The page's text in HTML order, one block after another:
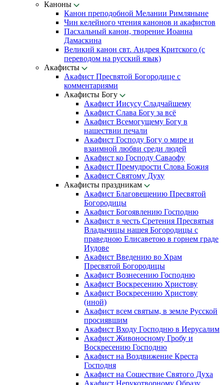
Каноны
Канон преподобной Мелании Римляныне
Чин келейного чтения канонов и акафистов
Пасхальный канон, творение Иоанна
Дамаскина
Великий канон свт. Андрея Критского (с
переводом на русский язык)
Акафисты
Акафист Пресвятой Богородице с
комментариями
Акафисты Богу
Акафист Иисусу Сладчайшему
Акафист Слава Богу за всё
Акафист Всемогущему Богу в
нашествии печали
Акафист Господу Богу о мире и
взаимной любви среди людей
Акафист ко Господу Саваофу
Акафист Премудрости Слова Божия
Акафист Святому Духу
Акафисты праздникам
Акафист Благовещению Пресвятой
Богородицы
Акафист Богоявлению Господню
Акафист в честь Сретения Пресвятыя
Владычицы нашея Богородицы с
праведною Елисаветою в горнем граде
Иудове
Акафист Введению во Храм
Пресвятой Богородицы
Акафист Вознесению Господню
Акафист Воскресению Христову
Акафист Воскресению Христову
(иной)
Акафист всем святым, в земле Русской
просиявшим
Акафист Входу Господню в Иерусалим
Акафист Живоносному Гробу и
Воскресению Господню
Акафист на Воздвижение Креста
Господня
Акафист на Сошествие Святого Духа
Акафист Нерукотворному Образу